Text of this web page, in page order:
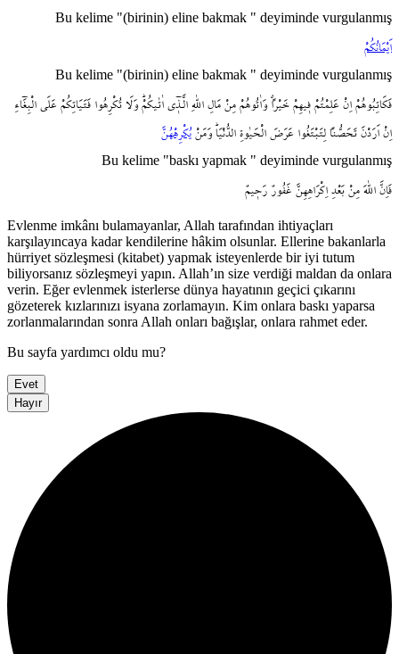
Bu kelime "(birinin) eline bakmak " deyiminde vurgulanmış
اَيْمَانُكُمْ
Bu kelime "(birinin) eline bakmak " deyiminde vurgulanmış
فَكَاتِبُوهُمْ اِنْ عَلِمْتُمْ ف۪يهِمْ خَيْراًۗ وَاٰتُوهُمْ مِنْ مَالِ اللّٰهِ الَّـذ۪ٓي اٰتٰيكُمْۜ وَلَا تُكْرِهُوا فَتَيَاتِكُمْ عَلَى الْبِغَٓاءِ
اِنْ اَرَدْنَ تَحَصُّناً لِتَبْتَغُوا عَرَضَ الْحَيٰوةِ الدُّنْيَاۜ وَمَنْ يُكْرِهْهُنَّ
Bu kelime "baskı yapmak " deyiminde vurgulanmış
فَاِنَّ اللّٰهَ مِنْ بَعْدِ اِكْرَاهِهِنَّ غَفُورٌ رَح۪يمٌ
Evlenme imkânı bulamayanlar, Allah tarafından ihtiyaçları
karşılayıncaya kadar kendilerine hâkim olsunlar. Ellerine bakanlarla
hürriyet sözleşmesi (kitabet) yapmak isteyenlerde bir iyi tutum
biliyorsanız sözleşmeyi yapın. Allah’ın size verdiği maldan da onlara
verin. Eğer evlenmek isterlerse dünya hayatının geçici çıkarını
gözeterek kızlarınızı isyana zorlamayın. Kim onlara baskı yaparsa
zorlanmalarından sonra Allah onları bağışlar, onlara rahmet eder.
Bu sayfa yardımcı oldu mu?
Evet
Hayır